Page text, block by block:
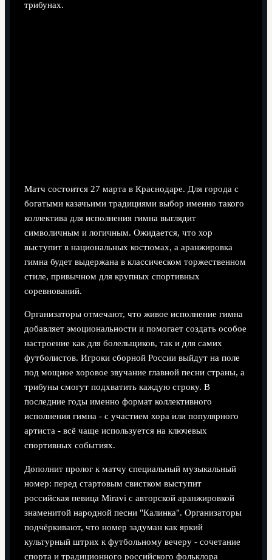
трибунах.
Матч состоится 27 марта в Краснодаре. Для города с
богатыми казачьими традициями выбор именно такого
коллектива для исполнения гимна выглядит
символичным и логичным. Ожидается, что хор
выступит в национальных костюмах, а аранжировка
гимна будет выдержана в классическом торжественном
стиле, привычном для крупных спортивных
соревнований.
Организаторы отмечают, что живое исполнение гимна
добавляет эмоциональности и помогает создать особое
настроение как для болельщиков, так и для самих
футболистов. Игроки сборной России выйдут на поле
под мощное хоровое звучание главной песни страны, а
трибуны смогут подхватить каждую строку. В
последние годы именно формат коллективного
исполнения гимна - с участием хора или популярного
артиста - всё чаще используется на ключевых
спортивных событиях.
Дополнит пролог к матчу специальный музыкальный
номер: перед стартовым свистком выступит
российская певица Miravi с авторской аранжировкой
знаменитой народной песни "Калинка". Организаторы
подчёркивают, что номер задуман как яркий
культурный штрих к футбольному вечеру - сочетание
спорта и традиционного российского фольклора